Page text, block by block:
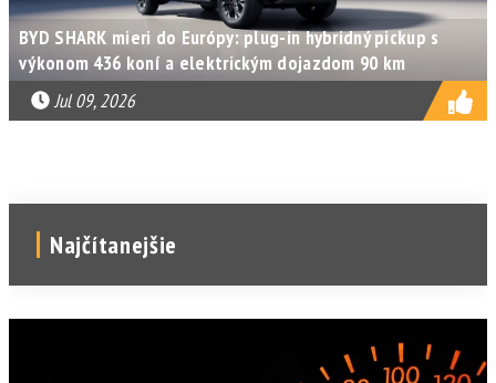
BYD SHARK mieri do Európy: plug-in hybridný pickup s
výkonom 436 koní a elektrickým dojazdom 90 km
Jul 09, 2026
Najčítanejšie